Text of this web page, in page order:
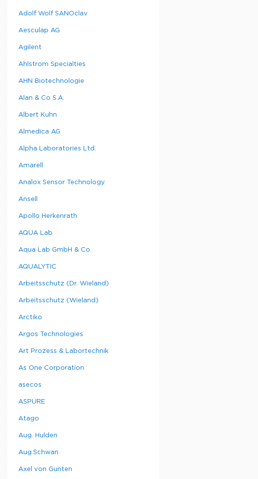
Adolf Wolf SANOclav
Aesculap AG
Agilent
Ahlstrom Specialties
AHN Biotechnologie
Alan & Co S.A.
Albert Kuhn
Almedica AG
Alpha Laboratories Ltd.
Amarell
Analox Sensor Technology
Ansell
Apollo Herkenrath
AQUA Lab
Aqua Lab GmbH & Co.
AQUALYTIC
Arbeitsschutz (Dr. Wieland)
Arbeitsschutz (Wieland)
Arctiko
Argos Technologies
Art Prozess & Labortechnik
As One Corporation
asecos
ASPURE
Atago
Aug. Hulden
Aug.Schwan
Axel von Gunten